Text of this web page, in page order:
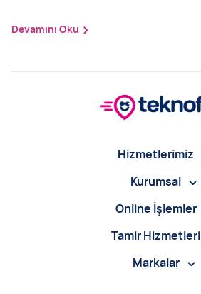
Devamını Oku
Hizmetlerimiz
Kurumsal
Online İşlemler
Tamir Hizmetleri
Markalar